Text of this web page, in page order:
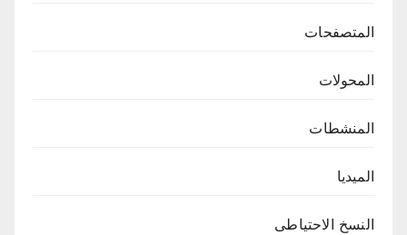
المتصفحات
المحولات
المنشطات
الميديا
النسخ الاحتياطى